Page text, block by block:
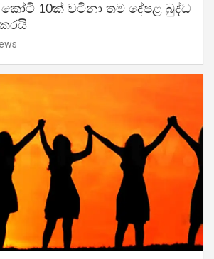
කෝටි 10ක් වටිනා තම දේපළ බුද්ධ